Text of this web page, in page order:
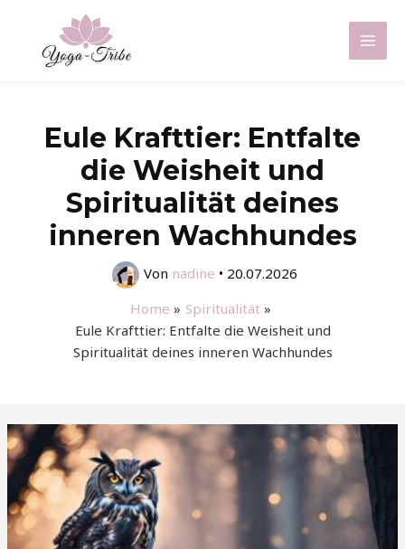
springen
Main
Eule Krafttier: Entfalte
die Weisheit und
Spiritualität deines
inneren Wachhundes
Von nadine • 20.07.2026
Home
Spiritualität
Eule Krafttier: Entfalte die Weisheit und
Spiritualität deines inneren Wachhundes